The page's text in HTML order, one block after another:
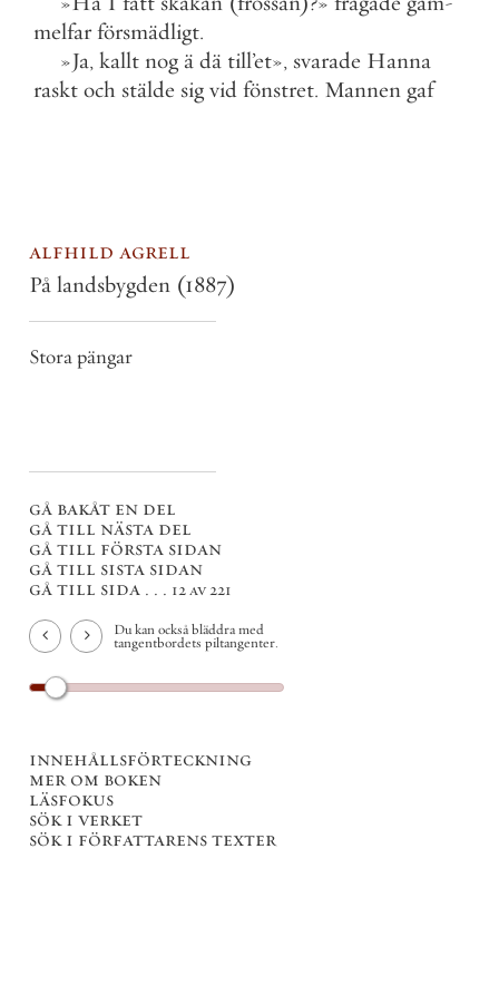
melfar försmädligt.
»Ja, kallt nog ä dä till’et», svarade Hanna
raskt och stälde sig vid fönstret. Mannen gaf
alfhild agrell
På landsbygden (1887)
Stora pängar
gå bakåt en del
gå till nästa del
gå till första sidan
gå till sista sidan
gå till sida . . . 12 av 221
Du kan också bläddra med
tangentbordets piltangenter.
innehållsförteckning
mer om boken
läsfokus
sök i verket
sök i författarens texter